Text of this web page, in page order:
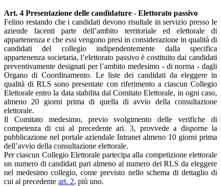
Art. 4 Presentazione delle candidature - Elettorato passivo
Felino restando che i candidati devono risultale in servizio presso le
aziende facenti parte dell’ambito territoriale ed elettorale di
appartenenza e che essi vengono presi in considerazione in qualità di
candidati del collegio indipendentemente dalla specifica
appartenenza societaria, l’elettorato passivo è costituito dai candidati
preventivamente designati per l’ambito medesimo - di norma - dagli
Organo di Coordinamento. Le liste dei candidati da eleggere in
qualità di RLS sono presentate con riferimento a ciascun Collegio
Elettorale entro la data stabilita dal Comitato Elettorale, in ogni caso,
almeno 20 giorni prima di quella di avvio della consultazione
elettorale.
Il Comitato medesimo, previo svolgimento delle verifiche di
competenza di cui al precedente ari. 3, provvede a disporne la
pubblicazione nel portale aziendale Intranet almeno 10 giorni prima
dell’avvio della consultazione elettorale.
Per ciascun Collegio Elettorale partecipa alla competizione elettorale
un numero di candidati pari almeno al numero dei RLS da eleggere
nel medesimo collegio, come previsto nello schema di dettaglio di
cui al precedente art. 2, più uno.